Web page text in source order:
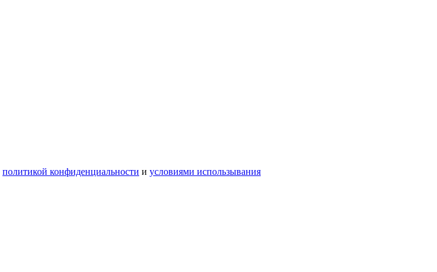
политикой конфиденциальности и условиями использывания